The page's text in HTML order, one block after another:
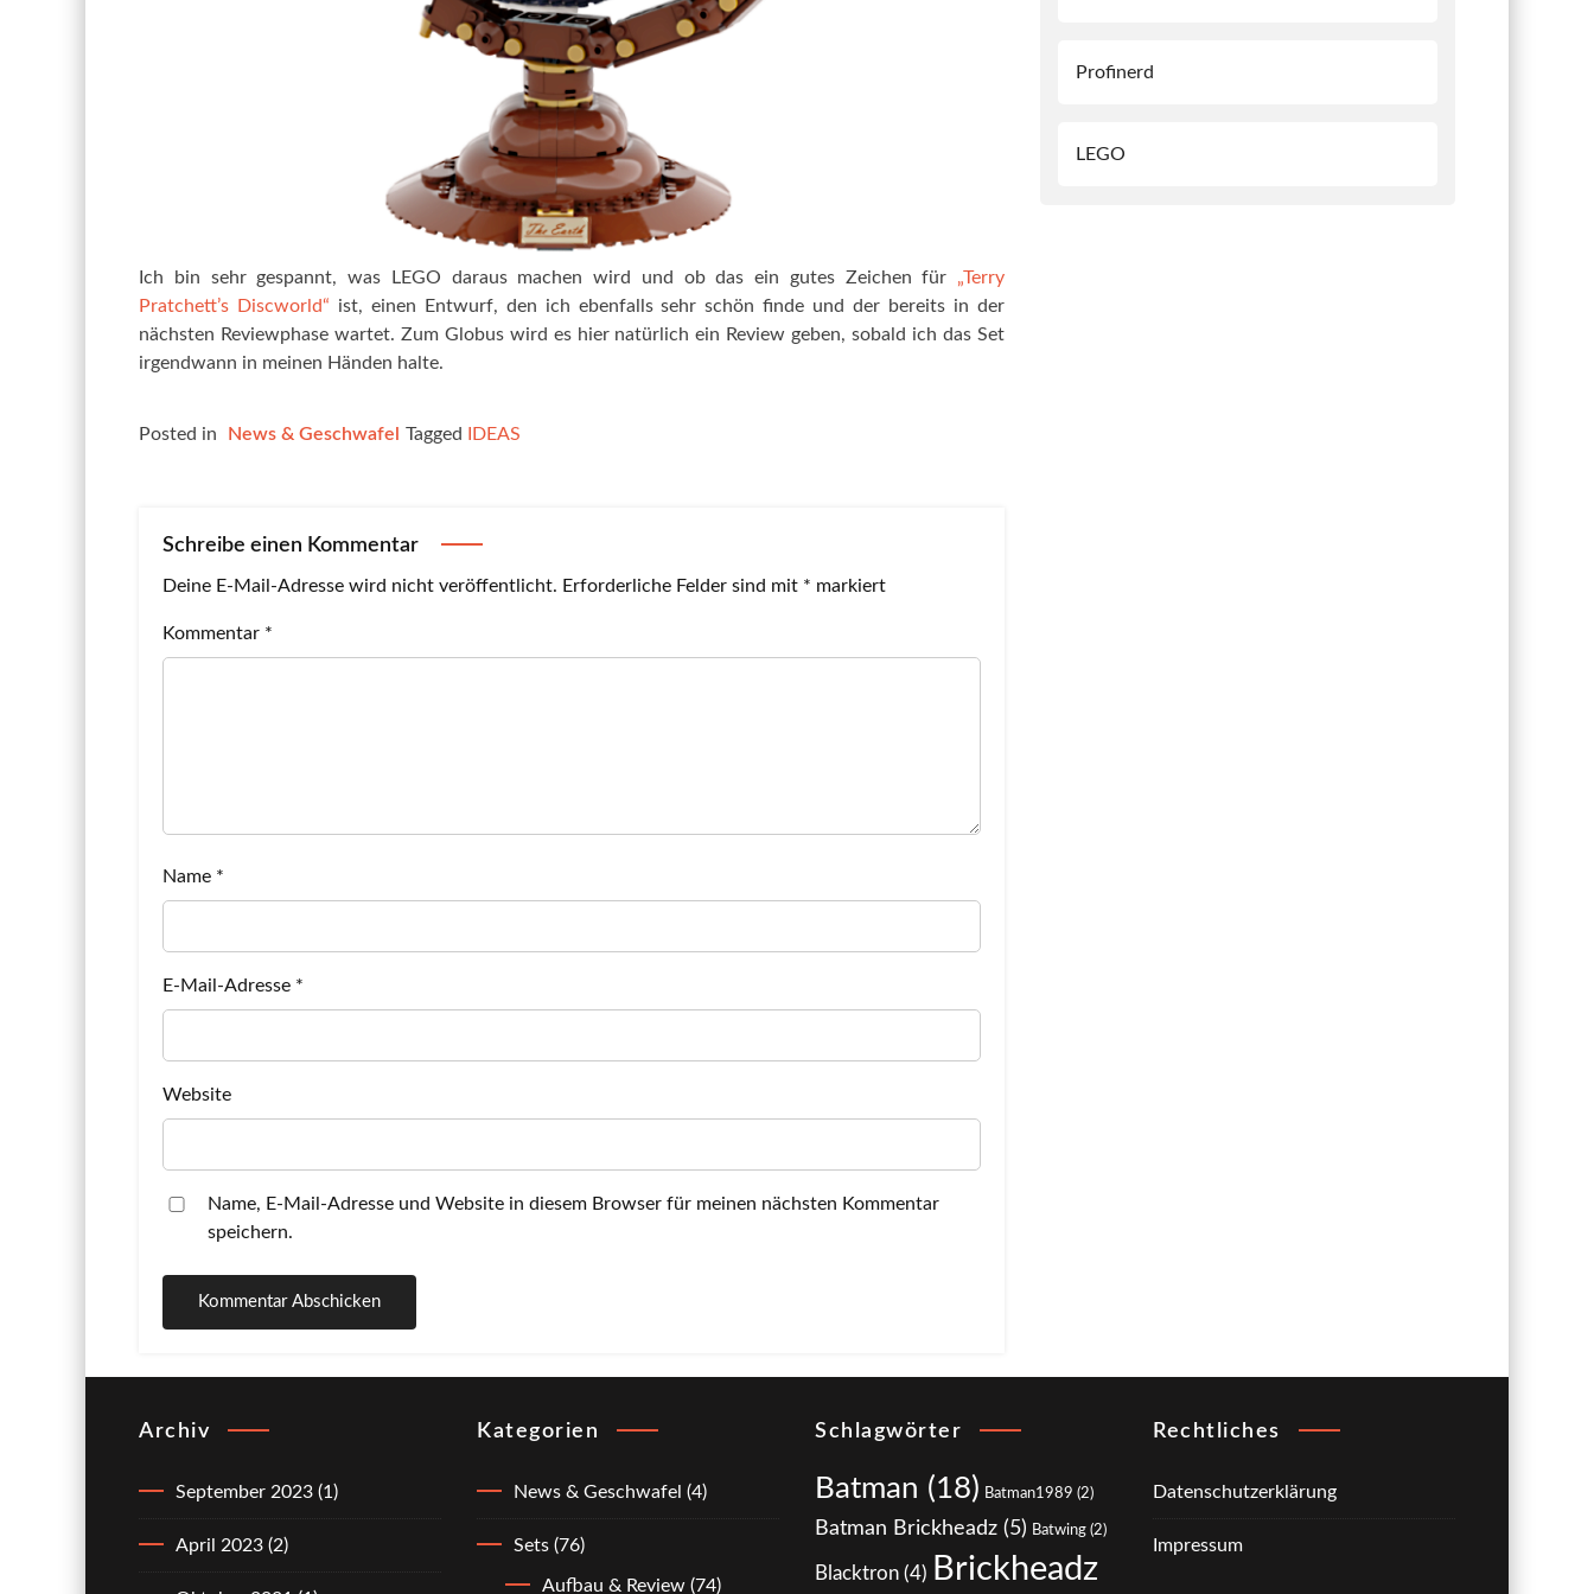
Ich bin sehr gespannt, was LEGO daraus machen wird und ob das ein gutes Zeichen für „Terry
Pratchett’s Discworld“ ist, einen Entwurf, den ich ebenfalls sehr schön finde und der bereits in der
nächsten Reviewphase wartet. Zum Globus wird es hier natürlich ein Review geben, sobald ich das Set
irgendwann in meinen Händen halte.
Posted in News & Geschwafel Tagged IDEAS
Schreibe einen Kommentar
Deine E-Mail-Adresse wird nicht veröffentlicht. Erforderliche Felder sind mit * markiert
Kommentar *
Name *
E-Mail-Adresse *
Website
Name, E-Mail-Adresse und Website in diesem Browser für meinen nächsten Kommentar
speichern.
Profinerd
LEGO
Archiv
September 2023 (1)
April 2023 (2)
Kategorien
News & Geschwafel (4)
Sets (76)
Aufbau & Review (74)
Schlagwörter
Batman (18) Batman1989 (2)
Batman Brickheadz (5) Batwing (2)
Blacktron (4) Brickheadz
Rechtliches
Datenschutzerklärung
Impressum